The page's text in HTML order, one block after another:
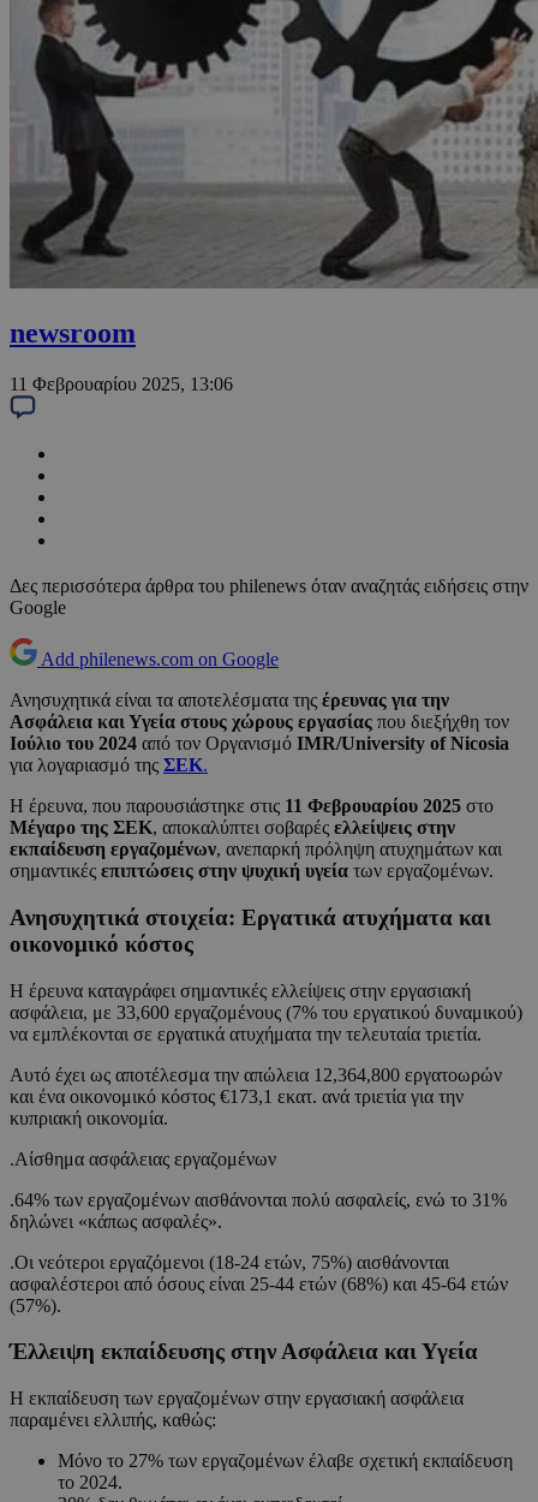
newsroom
11 Φεβρουαρίου 2025, 13:06
Δες περισσότερα άρθρα του philenews όταν αναζητάς ειδήσεις στην
Google
Add philenews.com on Google
Ανησυχητικά είναι τα αποτελέσματα της έρευνας για την
Ασφάλεια και Υγεία στους χώρους εργασίας που διεξήχθη τον
Ιούλιο του 2024 από τον Οργανισμό IMR/University of Nicosia
για λογαριασμό της ΣΕΚ.
Η έρευνα, που παρουσιάστηκε στις 11 Φεβρουαρίου 2025 στο
Μέγαρο της ΣΕΚ, αποκαλύπτει σοβαρές ελλείψεις στην
εκπαίδευση εργαζομένων, ανεπαρκή πρόληψη ατυχημάτων και
σημαντικές επιπτώσεις στην ψυχική υγεία των εργαζομένων.
Ανησυχητικά στοιχεία: Εργατικά ατυχήματα και
οικονομικό κόστος
Η έρευνα καταγράφει σημαντικές ελλείψεις στην εργασιακή
ασφάλεια, με 33,600 εργαζομένους (7% του εργατικού δυναμικού)
να εμπλέκονται σε εργατικά ατυχήματα την τελευταία τριετία.
Αυτό έχει ως αποτέλεσμα την απώλεια 12,364,800 εργατοωρών
και ένα οικονομικό κόστος €173,1 εκατ. ανά τριετία για την
κυπριακή οικονομία.
.Αίσθημα ασφάλειας εργαζομένων
.64% των εργαζομένων αισθάνονται πολύ ασφαλείς, ενώ το 31%
δηλώνει «κάπως ασφαλές».
.Οι νεότεροι εργαζόμενοι (18-24 ετών, 75%) αισθάνονται
ασφαλέστεροι από όσους είναι 25-44 ετών (68%) και 45-64 ετών
(57%).
Έλλειψη εκπαίδευσης στην Ασφάλεια και Υγεία
Η εκπαίδευση των εργαζομένων στην εργασιακή ασφάλεια
παραμένει ελλιπής, καθώς:
Μόνο το 27% των εργαζομένων έλαβε σχετική εκπαίδευση
το 2024.